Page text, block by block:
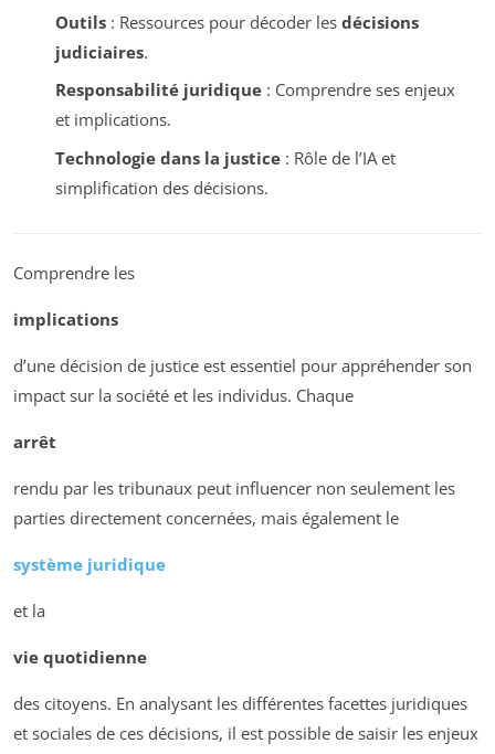
Outils: Ressources pour décoder les décisions
judiciaires.
Responsabilité juridique: Comprendre ses enjeux
et implications.
Technologie dans la justice: Rôle de l’IA et
simplification des décisions.
Comprendre les
implications
d’une décision de justice est essentiel pour appréhender son
impact sur la société et les individus. Chaque
arrêt
rendu par les tribunaux peut influencer non seulement les
parties directement concernées, mais également le
système juridique
et la
vie quotidienne
des citoyens. En analysant les différentes facettes juridiques
et sociales de ces décisions, il est possible de saisir les enjeux